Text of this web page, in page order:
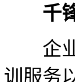
千锋
企业
训服务